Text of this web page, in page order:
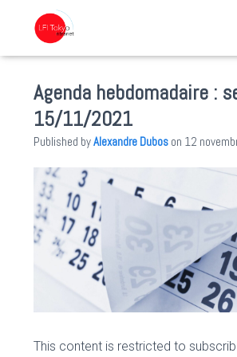
Agenda hebdomadaire :
15/11/2021
Published byAlexandre Dubos on 12
This content is restricted to